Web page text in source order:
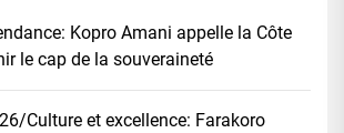
Kopro Amani appelle la Côte
le cap de la souveraineté
Culture et excellence: Farakoro